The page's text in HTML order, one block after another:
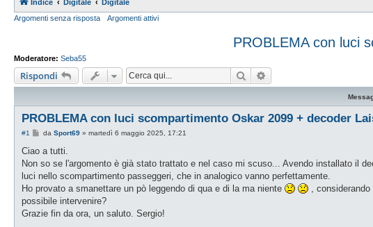
Indice Digitale
Digitale
Argomenti senza risposta
Argomenti attivi
PROBLEMA con luci
Moderatore: Seba55
Rispondi Cerca
PROBLEMA con luci scompartimento Oskar 2099 + decoder
#1
M
s
a
g
i
o
da Sport69» martedì 6 maggio 2025, 17:21
Ciao a tutti.
Non so se l'argomento è già stato trattato e nel caso mi scuso... Avendo installato il
luci nello scompartimento passeggeri, che in analogico vanno perfettamente.
Ho provato a smanettare un pò leggendo di qua e di la ma niente
,
possibile intervenire?
Grazie fin da ora, un saluto. Sergio!